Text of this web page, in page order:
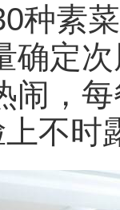
种素
确定
闹，
上不